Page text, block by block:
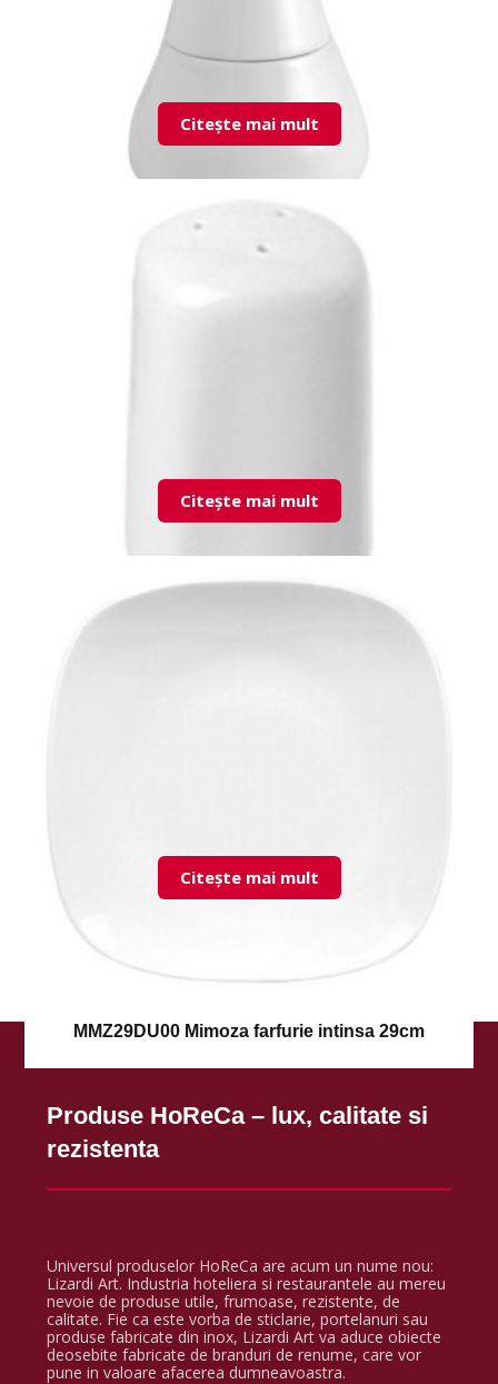
Citește mai mult
Citește mai mult
MMZ29DU00 Mimoza farfurie intinsa 29cm
Citește mai mult
Produse HoReCa – lux, calitate si
rezistenta
Universul produselor HoReCa are acum un nume nou:
Lizardi Art. Industria hoteliera si restaurantele au mereu
nevoie de produse utile, frumoase, rezistente, de
calitate. Fie ca este vorba de sticlarie, portelanuri sau
produse fabricate din inox, Lizardi Art va aduce obiecte
deosebite fabricate de branduri de renume, care vor
pune in valoare afacerea dumneavoastra.